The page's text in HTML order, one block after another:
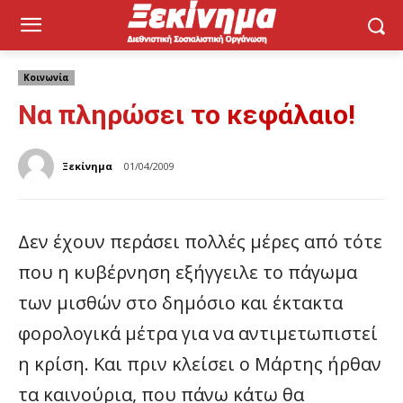
Κοινωνία
Να πληρώσει το κεφάλαιο!
Ξεκίνημα 01/04/2009
Δεν έχουν περάσει πολλές μέρες από τότε
που η κυβέρνηση εξήγγειλε το πάγωμα
των μισθών στο δημόσιο και έκτακτα
φορολογικά μέτρα για να αντιμετωπιστεί
η κρίση. Και πριν κλείσει ο Μάρτης ήρθαν
τα καινούρια, που πάνω κάτω θα